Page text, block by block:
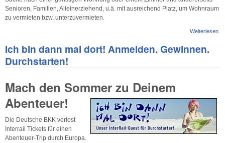
Senioren, Familien, Alleinerziehend, u.ä. mit ausreichend Platz, um Wohnraum
zu vermieten bzw. unterzuvermieten.
Weiterlesen
Ich bin dann mal dort! Anmelden. Gewinnen.
Durchstarten!
Mach den Sommer zu Deinem
Abenteuer!
Die Deutsche BKK verlost
Interrail Tickets für einen
Abenteuer-Trip durch Europa.